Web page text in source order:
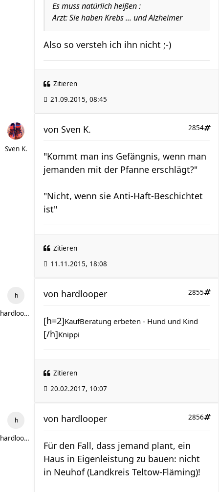
Es muss natürlich heißen :
Arzt: Sie haben Krebs ... und Alzheimer
Also so versteh ich ihn nicht ;-)
Zitieren
21.09.2015, 08:45
Sven K.
2854
von Sven K.
"Kommt man ins Gefängnis, wenn man
jemanden mit der Pfanne erschlägt?"
"Nicht, wenn sie Anti-Haft-Beschichtet
ist"
Zitieren
11.11.2015, 18:08
hardlooper
2855
von hardlooper
[h=2]KaufBeratung erbeten - Hund und Kind
[/h]Knippi
Zitieren
20.02.2017, 10:07
hardlooper
2856
von hardlooper
Für den Fall, dass jemand plant, ein
Haus in Eigenleistung zu bauen: nicht
in Neuhof (Landkreis Teltow-Fläming)!